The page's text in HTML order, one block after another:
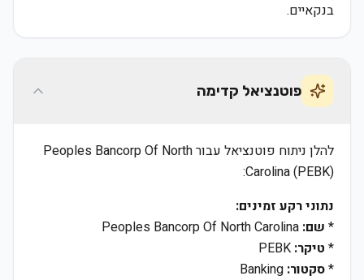
בנקאיים.
פוטנציאל קדימה
להלן ניתוח פוטנציאל עבור Peoples Bancorp Of North
Carolina (PEBK):
נתוני רקע זמינים:
* שם:
* טיקר:
*סקטור: